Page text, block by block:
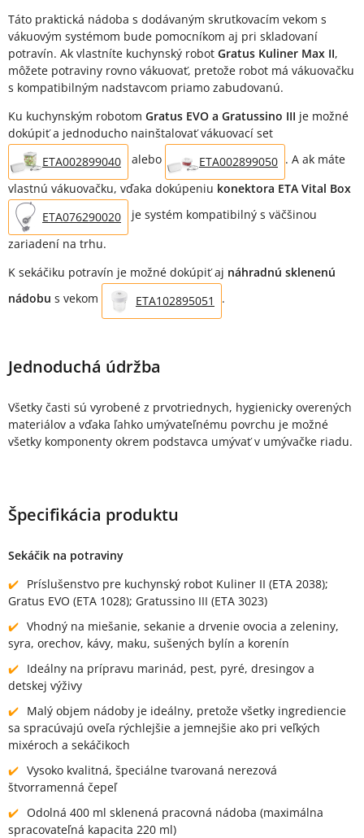
Táto praktická nádoba s dodávaným skrutkovacím vekom s
vákuovým systémom bude pomocníkom aj pri skladovaní
potravín. Ak vlastníte kuchynský robot Gratus Kuliner Max II,
môžete potraviny rovno vákuovať, pretože robot má vákuovačku
s kompatibilným nadstavcom priamo zabudovanú.
Ku kuchynským robotom Gratus EVO a Gratussino III je možné
dokúpiť a jednoducho nainštalovať vákuovací set
ETA002899040
alebo ETA002899050 . A ak máte
vlastnú vákuovačku, vďaka dokúpeniu konektora ETA Vital Box
ETA076290020
je systém kompatibilný s väčšinou
zariadení na trhu.
K sekáčiku potravín je možné dokúpiť aj náhradnú sklenenú
nádobu s vekom ETA102895051 .
Jednoduchá údržba
Všetky časti sú vyrobené z prvotriednych, hygienicky overených
materiálov a vďaka ľahko umývateľnému povrchu je možné
všetky komponenty okrem podstavca umývať v umývačke riadu.
Špecifikácia produktu
Sekáčik na potraviny
Príslušenstvo pre kuchynský robot Kuliner II (ETA 2038);
Gratus EVO (ETA 1028); Gratussino III (ETA 3023)
Vhodný na miešanie, sekanie a drvenie ovocia a zeleniny,
syra, orechov, kávy, maku, sušených bylín a korenín
Ideálny na prípravu marinád, pest, pyré, dresingov a
detskej výživy
Malý objem nádoby je ideálny, pretože všetky ingrediencie
sa spracúvajú oveľa rýchlejšie a jemnejšie ako pri veľkých
mixéroch a sekáčikoch
Vysoko kvalitná, špeciálne tvarovaná nerezová
štvorramenná čepeľ
Odolná 400 ml sklenená pracovná nádoba (maximálna
spracovateľná kapacita 220 ml)